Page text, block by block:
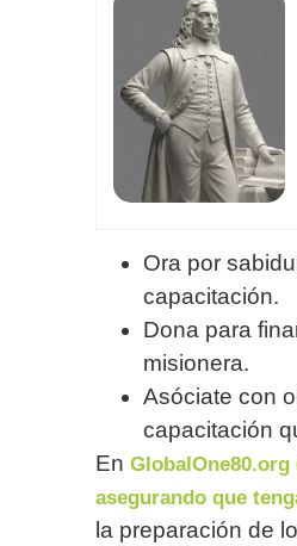
Ora por
capacitación.
Dona para
misionera.
Asóciate con
capacitación
En
asegurando que
la preparación de